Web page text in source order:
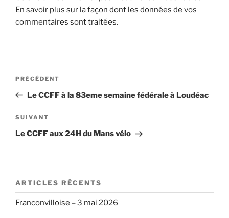
En savoir plus sur la façon dont les données de vos
commentaires sont traitées.
Navigation
l’article
Article
précédent
PRÉCÉDENT
Le CCFF à la 83eme semaine fédérale à Loudéac
Article
suivant
SUIVANT
Le CCFF aux 24H du Mans vélo
ARTICLES RÉCENTS
Franconvilloise – 3 mai 2026